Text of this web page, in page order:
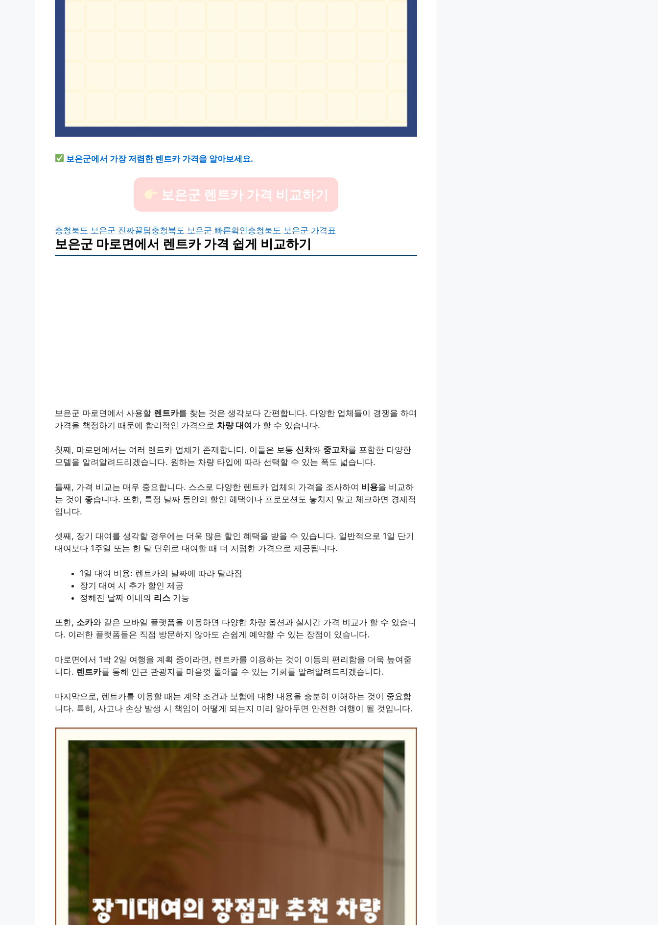
보은군에서 가장 저렴한 렌트카 가격을 알아보세요.
보은군 렌트카 가격 비교하기
충청북도 보은군 진짜꿀팁충청북도 보은군 빠른확인충청북도 보은군 가격표
보은군 마로면에서 렌트카 가격 쉽게 비교하기
보은군 마로면에서 사용할 렌트카를 찾는 것은 생각보다 간편합니다. 다양한 업체들이 경쟁을 하며
가격을 책정하기 때문에 합리적인 가격으로 차량 대여가 할 수 있습니다.
첫째, 마로면에서는 여러 렌트카 업체가 존재합니다. 이들은 보통 신차와 중고차를 포함한 다양한
모델을 알려알려드리겠습니다. 원하는 차량 타입에 따라 선택할 수 있는 폭도 넓습니다.
둘째, 가격 비교는 매우 중요합니다. 스스로 다양한 렌트카 업체의 가격을 조사하여 비용을 비교하
는 것이 좋습니다. 또한, 특정 날짜 동안의 할인 혜택이나 프로모션도 놓치지 말고 체크하면 경제적
입니다.
셋째, 장기 대여를 생각할 경우에는 더욱 많은 할인 혜택을 받을 수 있습니다. 일반적으로 1일 단기
대여보다 1주일 또는 한 달 단위로 대여할 때 더 저렴한 가격으로 제공됩니다.
1일 대여 비용: 렌트카의 날짜에 따라 달라짐
장기 대여 시 추가 할인 제공
정해진 날짜 이내의 리스 가능
또한, 소카와 같은 모바일 플랫폼을 이용하면 다양한 차량 옵션과 실시간 가격 비교가 할 수 있습니
다. 이러한 플랫폼들은 직접 방문하지 않아도 손쉽게 예약할 수 있는 장점이 있습니다.
마로면에서 1박 2일 여행을 계획 중이라면, 렌트카를 이용하는 것이 이동의 편리함을 더욱 높여줍
니다. 렌트카를 통해 인근 관광지를 마음껏 돌아볼 수 있는 기회를 알려알려드리겠습니다.
마지막으로, 렌트카를 이용할 때는 계약 조건과 보험에 대한 내용을 충분히 이해하는 것이 중요합
니다. 특히, 사고나 손상 발생 시 책임이 어떻게 되는지 미리 알아두면 안전한 여행이 될 것입니다.